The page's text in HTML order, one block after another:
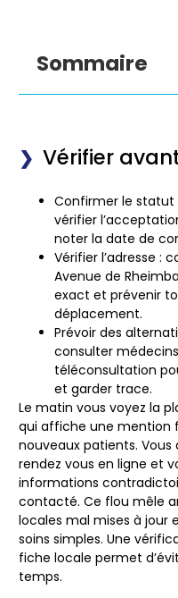
Sommaire
Vérifier
Confirmer le statut
vérifier
noter la date de
Vérifier l’adresse :
Avenue de
exact et prévenir
déplacement.
Prévoir des
consulter
téléconsultation
et garder trace.
Le matin vous voyez la
qui affiche une mention
nouveaux patients.
rendez vous en ligne et
informations
contacté. Ce flou mêle
locales mal mises à jour
soins simples. Une
fiche locale permet
temps.